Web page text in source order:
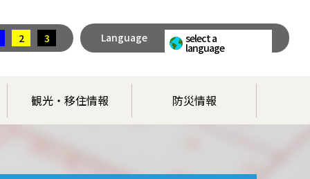
2 3 Language select a
language
観光・移住情報 防災情報